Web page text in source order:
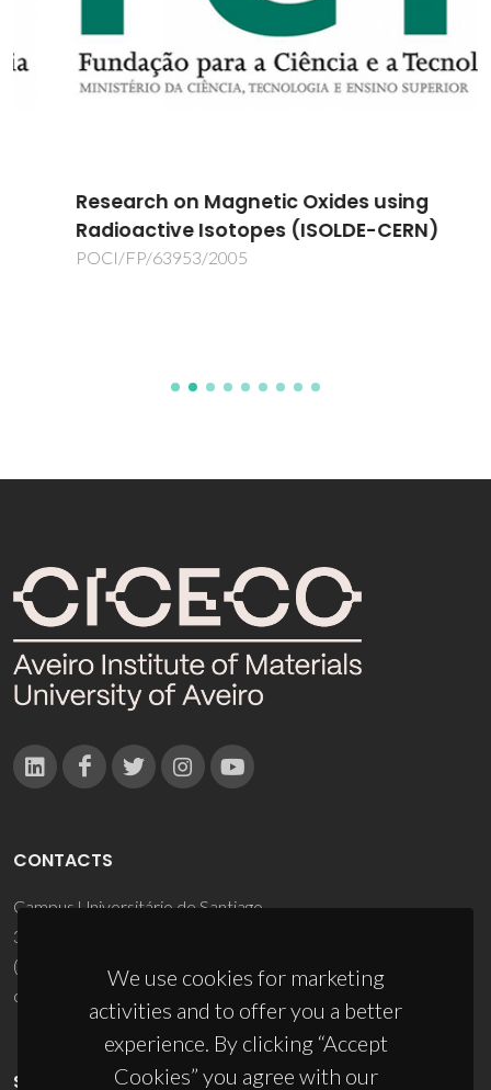
Research on Magnetic Oxides using
Radioactive Isotopes (ISOLDE-CERN)
POCI/FP/63953/2005
We use cookies for marketing
activities and to offer you a better
experience. By clicking “Accept
Cookies” you agree with our
CONTACTS
Campus Universitário de Santiago
3810-193 Aveiro - Portugal
(+351) 234 370 200
ciceco@ua.pt
SPONSORS